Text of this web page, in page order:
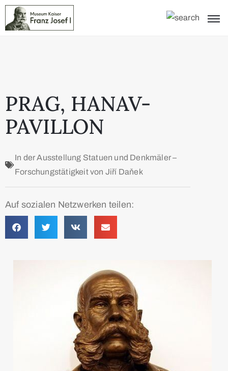
PRAG, HANAV-
PAVILLON
In der Ausstellung Statuen und Denkmäler –
Forschungstätigkeit von Jiří Daňek
Auf sozialen Netzwerken teilen: